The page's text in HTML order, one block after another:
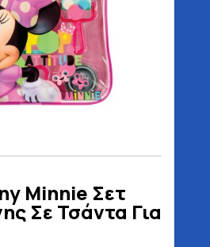
Minnie Σετ
Σε Τσάντα Για
gr